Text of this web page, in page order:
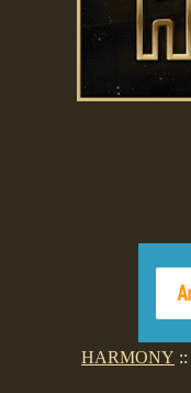
HARMONY ::